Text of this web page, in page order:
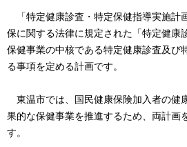
「特定健康診査・特定保健指導実施計
保に関する法律に規定された「特定健康
保健事業の中核である特定健康診査及び
る事項を定める計画です。
東温市では、国民健康保険加入者の健
果的な保健事業を推進するため、両計画
す。